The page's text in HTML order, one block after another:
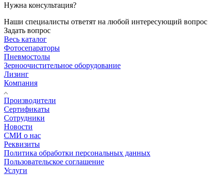
Нужна консультация?
Наши специалисты ответят на любой интересующий вопрос
Задать вопрос
Весь каталог
Фотосепараторы
Пневмостолы
Зерноочистительное оборудование
Лизинг
Компания
Производители
Сертификаты
Сотрудники
Новости
СМИ о нас
Реквизиты
Политика обработки персональных данных
Пользовательское соглашение
Услуги